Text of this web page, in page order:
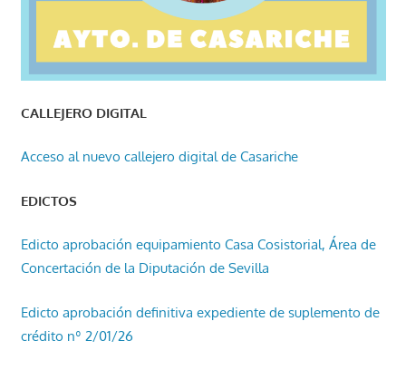
CALLEJERO DIGITAL
Acceso al nuevo callejero digital de Casariche
EDICTOS
Edicto aprobación equipamiento Casa Cosistorial, Área de
Concertación de la Diputación de Sevilla
Edicto aprobación definitiva expediente de suplemento de
crédito nº 2/01/26